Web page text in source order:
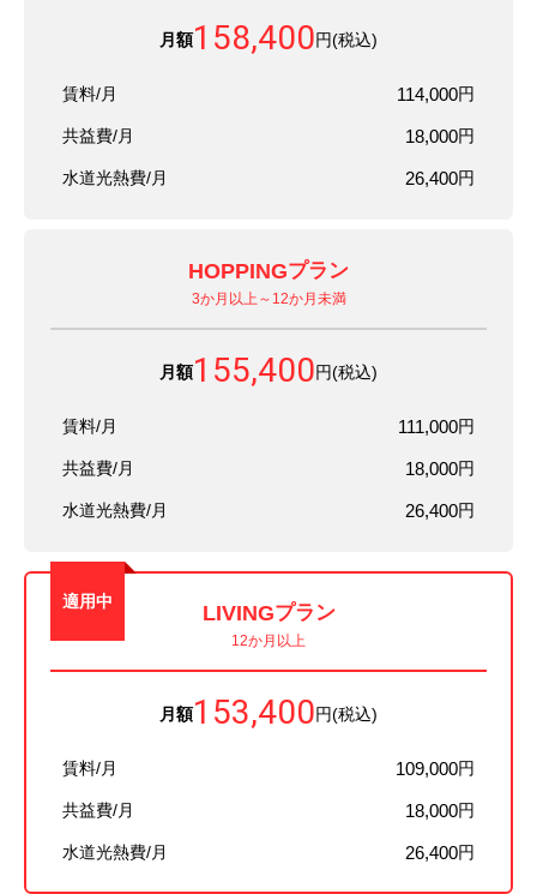
月額158,400円(税込)
賃料/月 114,000円
共益費/月 18,000円
水道光熱費/月 26,400円
HOPPINGプラン
3か月以上～12か月未満
月額155,400円(税込)
賃料/月 111,000円
共益費/月 18,000円
水道光熱費/月 26,400円
適用中 LIVINGプラン
12か月以上
月額153,400円(税込)
賃料/月 109,000円
共益費/月 18,000円
水道光熱費/月 26,400円